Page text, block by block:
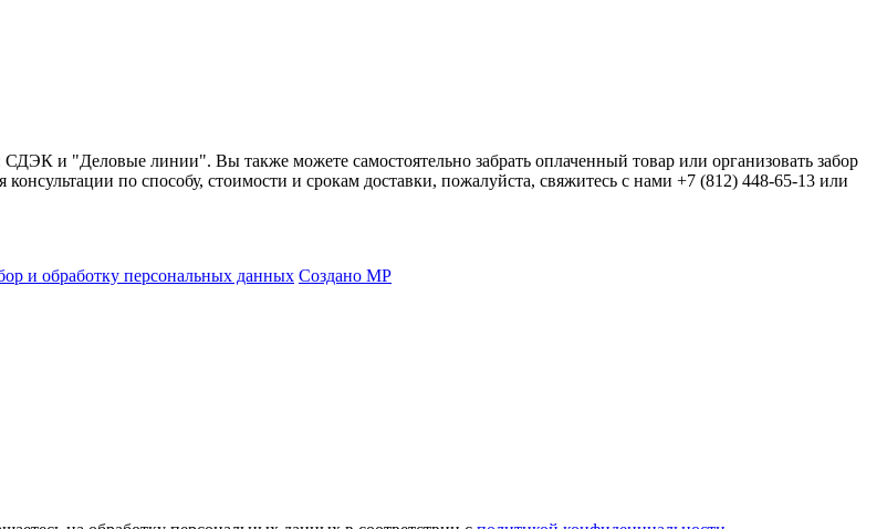
и "Деловые линии". Вы также можете самостоятельно забрать оплаченный товар или организовать забор
по способу, стоимости и срокам доставки, пожалуйста, свяжитесь с нами +7 (812) 448-65-13 или
и обработку персональных данных Создано МР